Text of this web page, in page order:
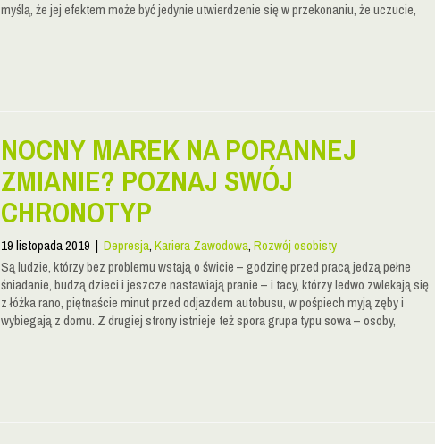
myślą, że jej efektem może być jedynie utwierdzenie się w przekonaniu, że uczucie,
NOCNY MAREK NA PORANNEJ
ZMIANIE? POZNAJ SWÓJ
CHRONOTYP
19 listopada 2019 | Depresja,Kariera Zawodowa,Rozwój osobisty
Są ludzie, którzy bez problemu wstają o świcie – godzinę przed pracą jedzą pełne
śniadanie, budzą dzieci i jeszcze nastawiają pranie – i tacy, którzy ledwo zwlekają się
z łóżka rano, piętnaście minut przed odjazdem autobusu, w pośpiech myją zęby i
wybiegają z domu. Z drugiej strony istnieje też spora grupa typu sowa – osoby,